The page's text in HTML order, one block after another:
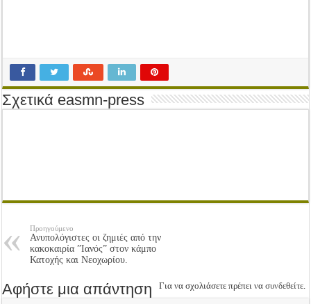
Σχετικά easmn-press
Προηγούμενο
Ανυπολόγιστες οι ζημιές από την
κακοκαιρία ”Ιανός” στον κάμπο
Κατοχής και Νεοχωρίου.
Αφήστε μια απάντηση Για να σχολιάσετε πρέπει νασυνδεθείτε.